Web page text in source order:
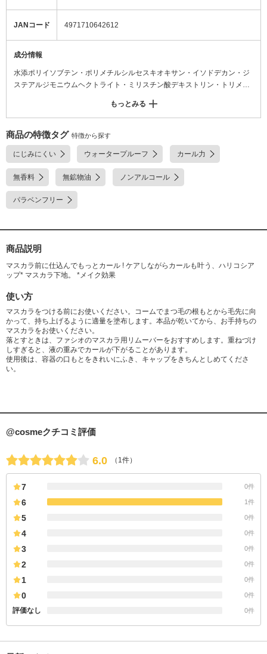
JANコード 4971710642612
成分情報
水添ポリイソブテン・ポリメチルシルセスキオキサン・イソドデカン・ジ
ステアルジモニウムヘクトライト・ミリスチン酸デキストリン・トリメチ
カ・炭酸プロピレン・カミツレ花エキス・セイヨウハッカ葉エキス・トウ
キンセンカ花エキス・ミロタムヌスフラベリフォリア葉/茎エキス・ラベン
ダー花エキス・ローズマリー葉エキス・BG・(ジメチコン/ビニルジメチコ
ン)クロスポリマー・(メタクリル酸シクロヘキシル/メタクリル酸エチルヘ
キシル)コポリマー・イソステアリン酸デキストリン・オリーブ脂肪酸エチ
ル・カルナウバロウ・セスキオレイン酸ソルビタン・ポリソルベート80・
水・フェノキシエタノール
もっとみる
商品の特徴タグ 特徴から探す
にじみにくい ウォータープルーフ カール力
無香料 無鉱物油 ノンアルコール
パラベンフリー
商品説明
マスカラ前に仕込んでもっとカール ! ケアしながらカールも叶う、ハリコシア
ップ* マスカラ下地。 *メイク効果
使い方
マスカラをつける前にお使いください。コームでまつ毛の根もとから毛先に向
かって、持ち上げるように適量を塗布します。本品が乾いてから、お手持ちの
マスカラをお使いください。
落とすときは、ファシオのマスカラ用リムーバーをおすすめします。重ねづけ
しすぎると、液の重みでカールが下がることがあります。
使用後は、容器の口もとをきれいにふき、キャップをきちんとしめてくださ
い。
@cosmeクチコミ評価
6.0 （1件）
7 0件
6 1件
5 0件
4 0件
3 0件
2 0件
1 0件
0 0件
評価なし 0件